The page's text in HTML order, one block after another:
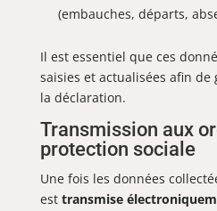
(embauches, départs,
Il est essentiel que ces
saisies et actualisées afin de
la déclaration.
Transmission aux
protection sociale
Une fois les données
est transmise